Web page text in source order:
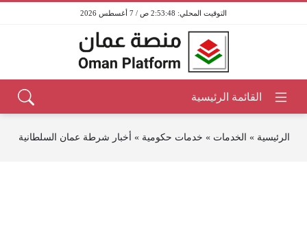
2:53:49 ص / 7 أغسطس 2026
الرئيسية » الخدمات » خدمات حكومية » أخبار شرطة عمان السلطانية